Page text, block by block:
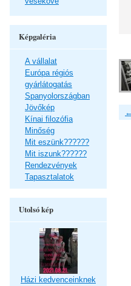
Képgaléria
A vállalat
Európa régiós
gyárlátogatás
Spanyolországban
Jövőkép
Kínai filozófia
Minőség
Mit eszünk??????
Mit iszunk??????
Rendezvények
Tapasztalatok
Utolsó kép
Házi kedvenceinknek